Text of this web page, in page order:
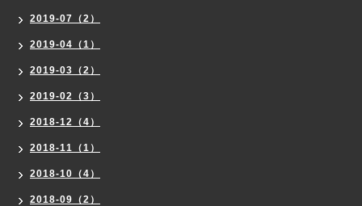
2019-07（2）
2019-04（1）
2019-03（2）
2019-02（3）
2018-12（4）
2018-11（1）
2018-10（4）
2018-09（2）